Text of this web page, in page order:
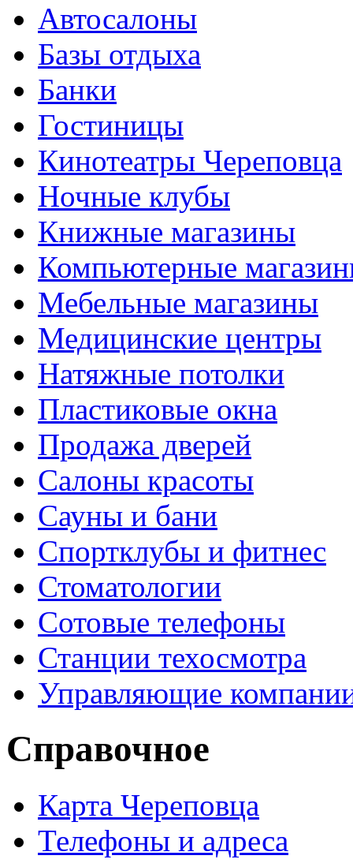
Автосалоны
Базы отдыха
Банки
Гостиницы
Кинотеатры Череповца
Ночные клубы
Книжные магазины
Компьютерные
Мебельные магазины
Медицинские центры
Натяжные потолки
Пластиковые окна
Продажа дверей
Салоны красоты
Сауны и бани
Спортклубы и фитнес
Стоматологии
Сотовые телефоны
Станции техосмотра
Управляющие
Справочное
Карта Череповца
Телефоны и адреса